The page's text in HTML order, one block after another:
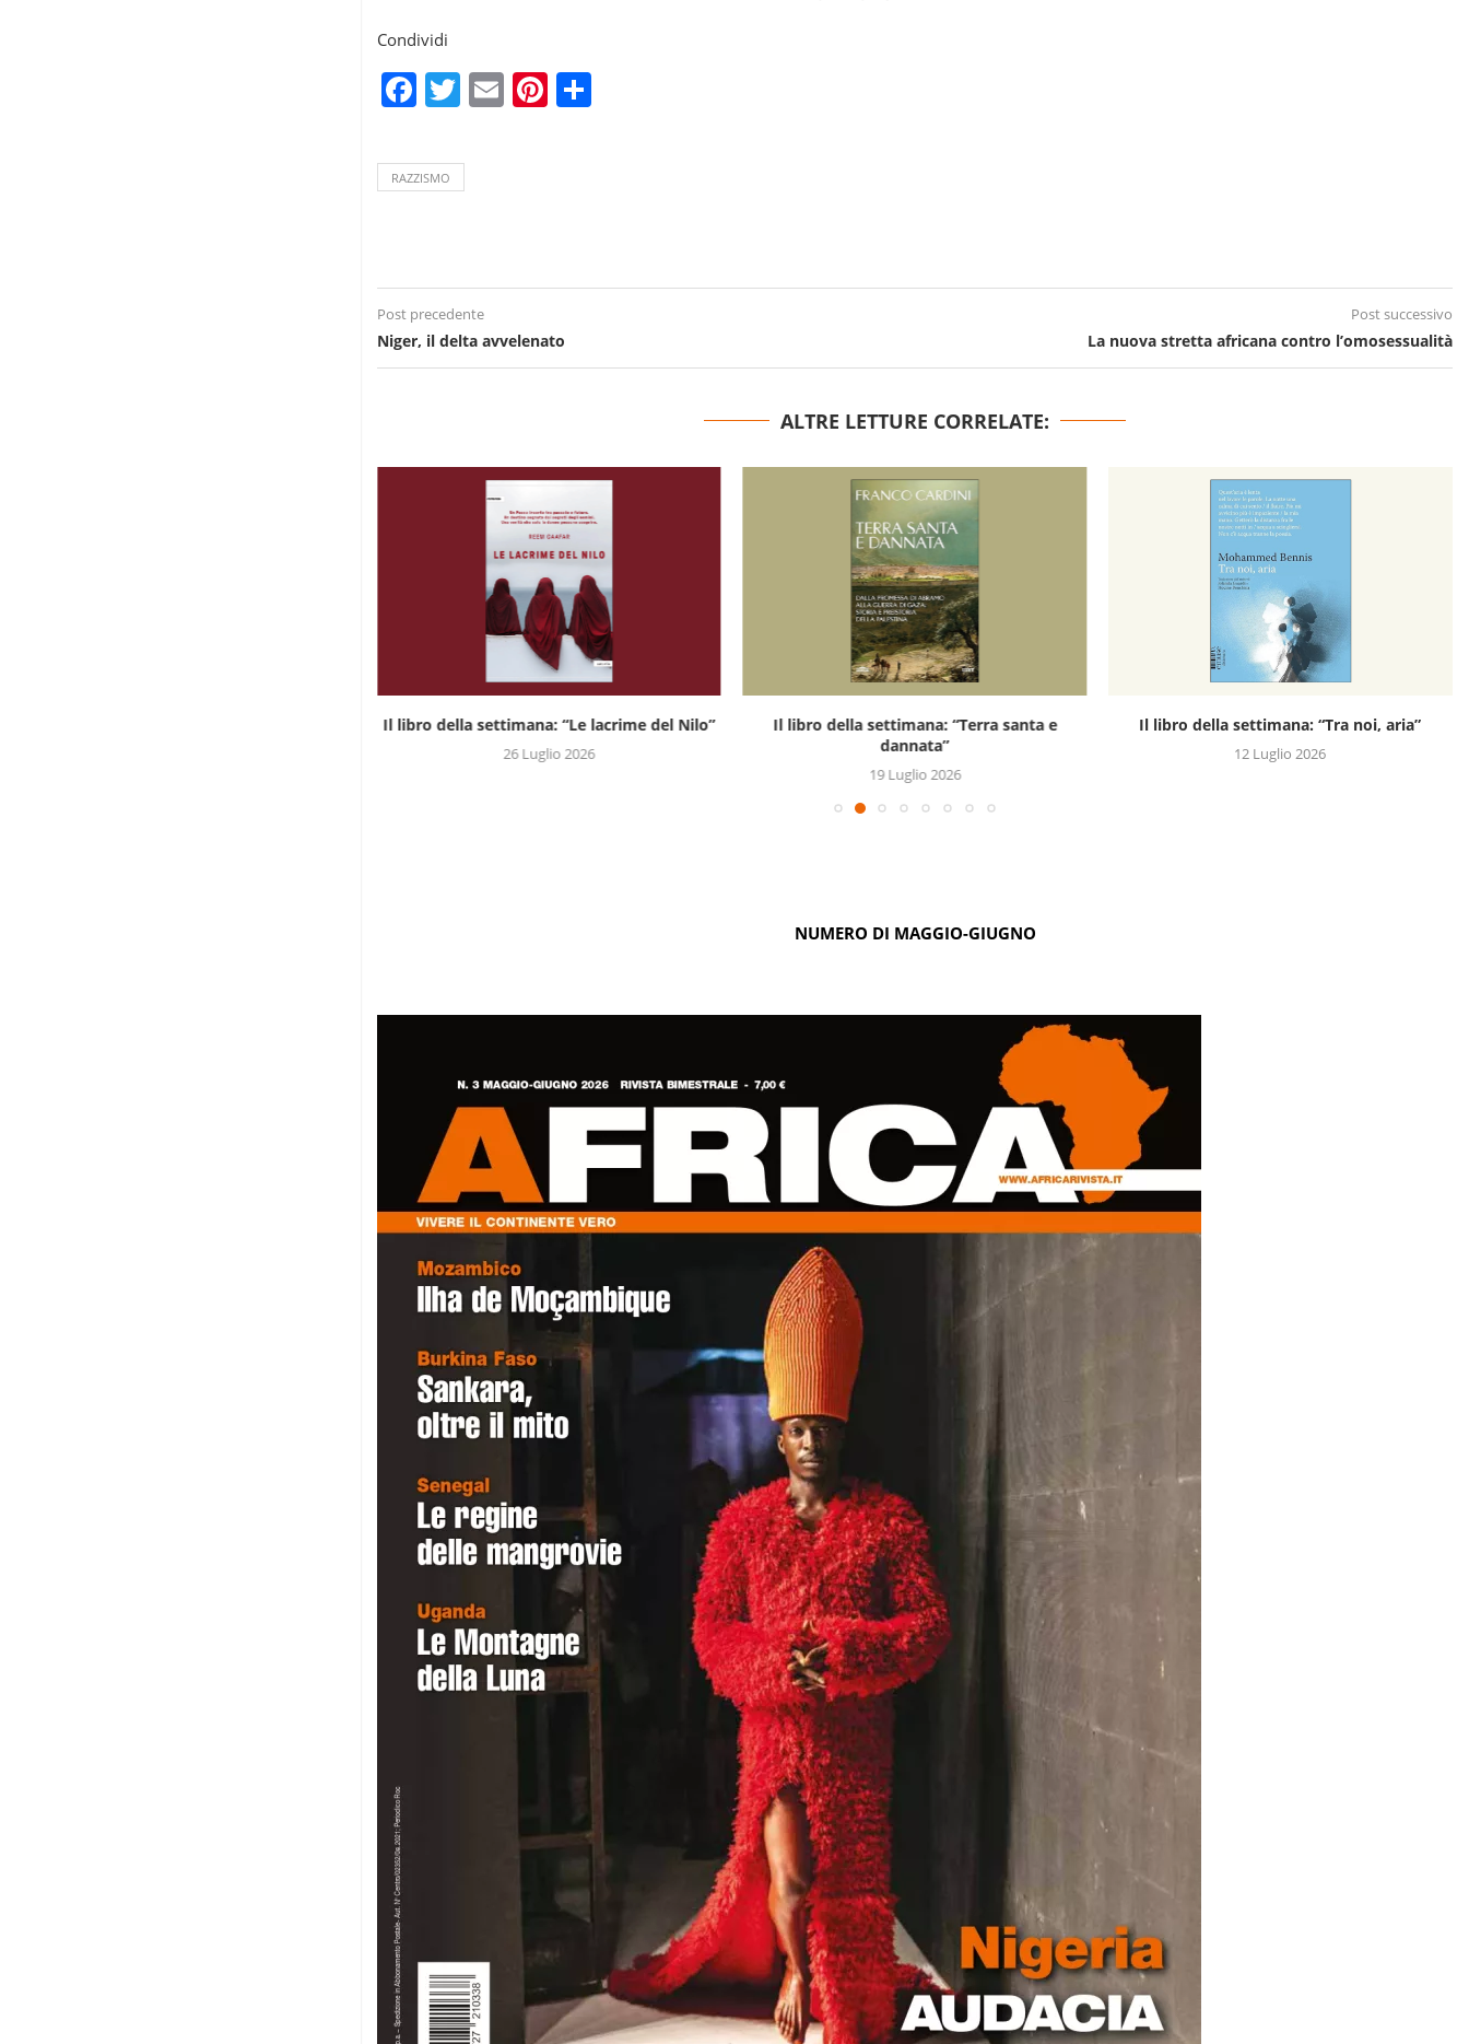
Condividi
Facebook
Twitter
EmailPinterest
RAZZISMO
Post precedente
Niger, il delta avvelenato
Post successivo
La nuova stretta africana contro l’omosessualità
ALTRE LETTURE CORRELATE:
Il libro della settimana: “Le lacrime del Nilo”
26 Luglio 2026
Il libro della settimana: “Terra santa e
dannata”
19 Luglio 2026
Il libro della settimana: “Tra noi, aria”
12 Luglio 2026
NUMERO DI MAGGIO-GIUGNO